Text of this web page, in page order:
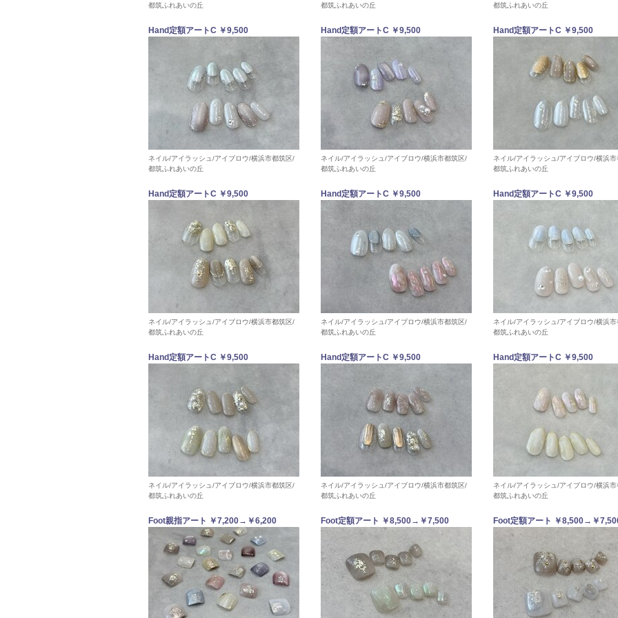
都筑ふれあいの丘 都筑ふれあいの丘 都筑ふれあいの丘
Hand定額アートC ￥9,500
ネイル/アイラッシュ/アイブロウ/横浜市都筑区/
都筑ふれあいの丘
Hand定額アートC ￥9,500
ネイル/アイラッシュ/アイブロウ/横浜市都筑区/
都筑ふれあいの丘
Hand定額アートC ￥9,500
ネイル/アイラッシュ/アイブロウ/横浜市
都筑ふれあいの丘
Hand定額アートC ￥9,500
ネイル/アイラッシュ/アイブロウ/横浜市都筑区/
都筑ふれあいの丘
Hand定額アートC ￥9,500
ネイル/アイラッシュ/アイブロウ/横浜市都筑区/
都筑ふれあいの丘
Hand定額アートC ￥9,500
ネイル/アイラッシュ/アイブロウ/横浜市
都筑ふれあいの丘
Hand定額アートC ￥9,500
ネイル/アイラッシュ/アイブロウ/横浜市都筑区/
都筑ふれあいの丘
Hand定額アートC ￥9,500
ネイル/アイラッシュ/アイブロウ/横浜市都筑区/
都筑ふれあいの丘
Hand定額アートC ￥9,500
ネイル/アイラッシュ/アイブロウ/横浜市
都筑ふれあいの丘
Foot親指アート ￥7,200→￥6,200 Foot定額アート ￥8,500→￥7,500 Foot定額アート ￥8,500→￥